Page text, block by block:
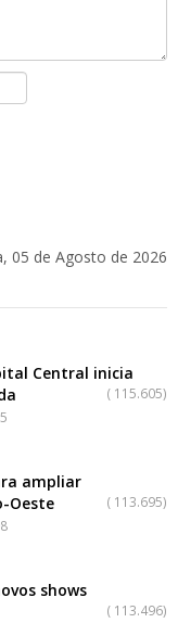
05 de Agosto de 2026
Central inicia
( 115.605)
ampliar
Oeste
( 113.695)
shows
( 113.496)